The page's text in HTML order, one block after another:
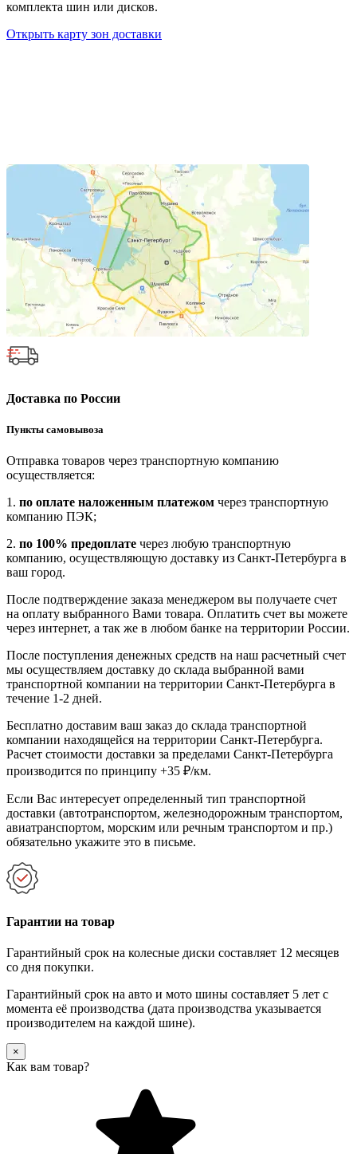
комплекта шин или дисков.
Открыть карту зон доставки
Доставка по России
Пункты самовывоза
Отправка товаров через транспортную компанию
осуществляется:
1. по оплате наложенным платежом через транспортную
компанию ПЭК;
2. по 100% предоплате через любую транспортную
компанию, осуществляющую доставку из Санкт-Петербурга в
ваш город.
После подтверждение заказа менеджером вы получаете счет
на оплату выбранного Вами товара. Оплатить счет вы можете
через интернет, а так же в любом банке на территории России.
После поступления денежных средств на наш расчетный счет
мы осуществляем доставку до склада выбранной вами
транспортной компании на территории Санкт-Петербурга в
течение 1-2 дней.
Бесплатно доставим ваш заказ до склада транспортной
компании находящейся на территории Санкт-Петербурга.
Расчет стоимости доставки за пределами Санкт-Петербурга
производится по принципу +35 ₽/км.
Если Вас интересует определенный тип транспортной
доставки (автотранспортом, железнодорожным транспортом,
авиатранспортом, морским или речным транспортом и пр.)
обязательно укажите это в письме.
Гарантии на товар
Гарантийный срок на колесные диски составляет 12 месяцев
со дня покупки.
Гарантийный срок на авто и мото шины составляет 5 лет с
момента её производства (дата производства указывается
производителем на каждой шине).
×
Как вам товар?